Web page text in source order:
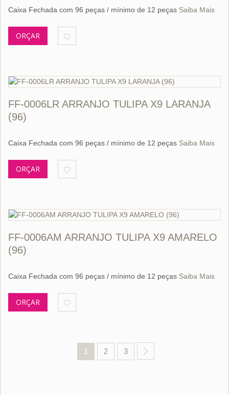
Caixa Fechada com 96 peças / mínimo de 12 peças Saiba Mais
ORÇAR
FF-0006LR ARRANJO TULIPA X9 LARANJA
(96)
Caixa Fechada com 96 peças / mínimo de 12 peças Saiba Mais
ORÇAR
FF-0006AM ARRANJO TULIPA X9 AMARELO
(96)
Caixa Fechada com 96 peças / mínimo de 12 peças Saiba Mais
ORÇAR
1 2 3